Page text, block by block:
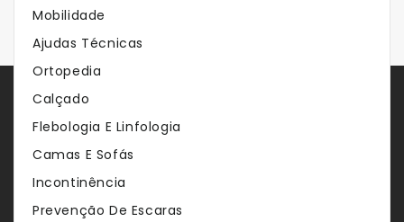
Mobilidade
Ajudas Técnicas
Ortopedia
Calçado
Flebologia E Linfologia
Camas E Sofás
Incontinência
Prevenção De Escaras
Os Mais Vendidos
Store Servies
artigos médicos, ortopédicos, de saúde e bem estar.
Oferecemos uma vasta gama de marcas.